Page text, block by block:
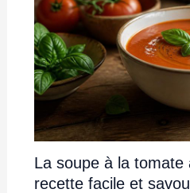
La soupe à la tomate
recette facile et